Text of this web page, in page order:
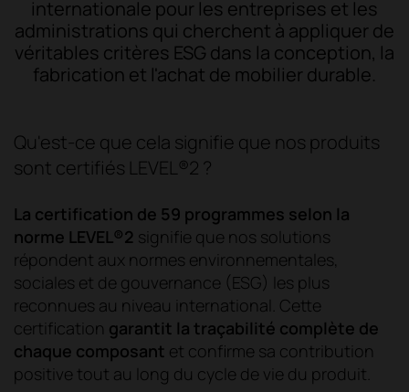
internationale pour les entreprises et les
administrations qui cherchent à appliquer de
véritables critères ESG dans la conception, la
fabrication et l'achat de mobilier durable.
Qu'est-ce que cela signifie que nos produits
sont certifiés LEVEL®2 ?
La certification de 59 programmes selon la
norme LEVEL®2 signifie que nos solutions
répondent aux normes environnementales,
sociales et de gouvernance (ESG) les plus
reconnues au niveau international. Cette
certification garantit la traçabilité complète de
chaque composant et confirme sa contribution
positive tout au long du cycle de vie du produit.